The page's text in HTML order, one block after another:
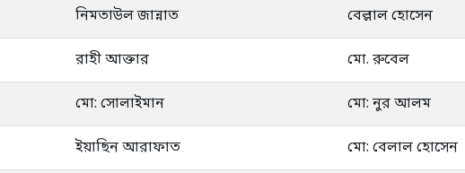
নিমতাউল জান্নাত বেল্লাল হোসেন
রাহী আক্তার মো. রুবেল
মো: সোলাইমান মো: নুর আলম
ইয়াছিন আরাফাত মো: বেলাল হোসেন